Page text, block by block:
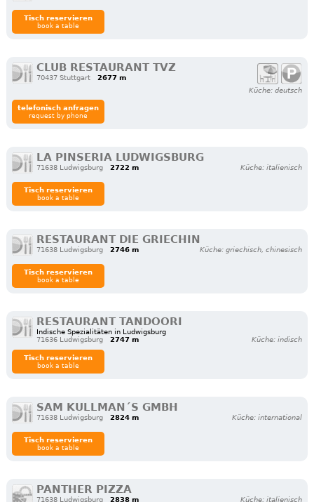
Tisch reservieren
book a table
CLUB RESTAURANT TVZ
70437 Stuttgart
2677 m
Küche: deutsch
telefonisch anfragen
request by phone
LA PINSERIA LUDWIGSBURG
71638 Ludwigsburg 2722 m Küche: italienisch
Tisch reservieren
book a table
RESTAURANT DIE GRIECHIN
71638 Ludwigsburg 2746 m Küche: griechisch, chinesisch
Tisch reservieren
book a table
RESTAURANT TANDOORI
Indische Spezialitäten in Ludwigsburg
71636 Ludwigsburg
2747 m Küche: indisch
Tisch reservieren
book a table
SAM KULLMAN´S GMBH
71638 Ludwigsburg 2824 m Küche: international
Tisch reservieren
book a table
PANTHER PIZZA
71638 Ludwigsburg 2838 m Küche: italienisch